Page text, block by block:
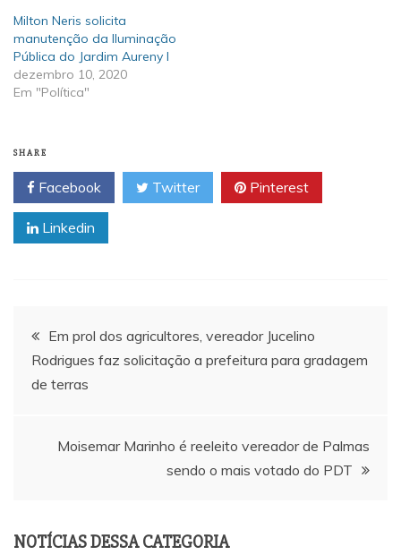
Milton Neris solicita
manutenção da Iluminação
Pública do Jardim Aureny I
dezembro 10, 2020
Em "Política"
SHARE
Facebook Twitter Pinterest
Linkedin
Navegação
de
Em prol dos agricultores, vereador Jucelino
Rodrigues faz solicitação a prefeitura para gradagem
de terras
Moisemar Marinho é reeleito vereador de Palmas
sendo o mais votado do PDT
NOTÍCIAS DESSA CATEGORIA